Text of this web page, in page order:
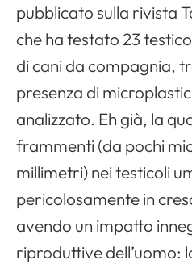
pubblicato sulla rivista
che ha testato 23
di cani da compagnia,
presenza di
analizzato. Eh già, la
frammenti (da pochi
millimetri) nei testicoli
pericolosamente in
avendo un impatto
riproduttive dell’uomo: